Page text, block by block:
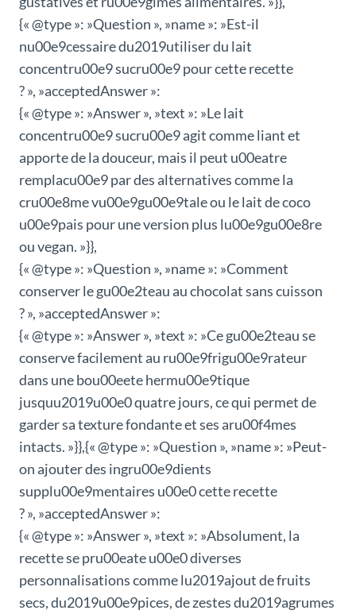
{« @type »: »Question », »name »: »Est-il
nu00e9cessaire du2019utiliser du lait
concentru00e9 sucru00e9 pour cette recette
? », »acceptedAnswer »:
{« @type »: »Answer », »text »: »Le lait
concentru00e9 sucru00e9 agit comme liant et
apporte de la douceur, mais il peut u00eatre
remplacu00e9 par des alternatives comme la
cru00e8me vu00e9gu00e9tale ou le lait de coco
u00e9pais pour une version plus lu00e9gu00e8re
ou vegan. »}},
{« @type »: »Question », »name »: »Comment
conserver le gu00e2teau au chocolat sans cuisson
? », »acceptedAnswer »:
{« @type »: »Answer », »text »: »Ce gu00e2teau se
conserve facilement au ru00e9frigu00e9rateur
dans une bou00eete hermu00e9tique
jusquu2019u00e0 quatre jours, ce qui permet de
garder sa texture fondante et ses aru00f4mes
intacts. »}},{« @type »: »Question », »name »: »Peut-
on ajouter des ingru00e9dients
supplu00e9mentaires u00e0 cette recette
? », »acceptedAnswer »:
{« @type »: »Answer », »text »: »Absolument, la
recette se pru00eate u00e0 diverses
personnalisations comme lu2019ajout de fruits
secs, du2019u00e9pices, de zestes du2019agrumes